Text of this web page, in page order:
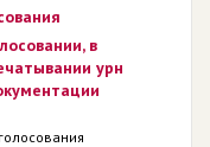
в
урн